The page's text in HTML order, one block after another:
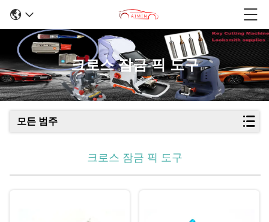
크로스 잠금 픽 도구
모든 범주
크로스 잠금 픽 도구